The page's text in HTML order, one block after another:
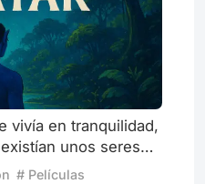
vivía en tranquilidad,
unos seres
alrededor de tres
# Películas